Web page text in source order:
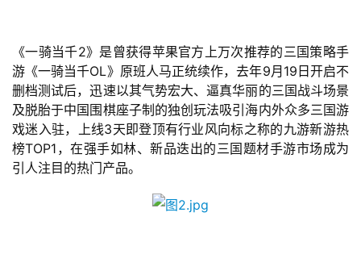
游
戏
业
界
手
《一骑当千2》是曾获得苹果官方上万次推荐的三国策略手
游《一骑当千OL》原班人马正统续作，去年9月19日开启不
删档测试后，迅速以其气势宏大、逼真华丽的三国战斗场景
及脱胎于中国围棋座子制的独创玩法吸引海内外众多三国游
戏迷入驻，上线3天即登顶有行业风向标之称的九游新游热
榜TOP1，在强手如林、新品迭出的三国题材手游市场成为
引人注目的热门产品。